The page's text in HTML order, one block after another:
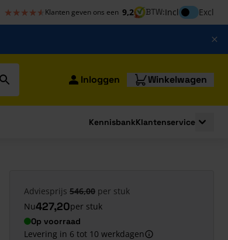
★★★★★
★★★★★ Klanten geven ons een 9,2 BTW:InclInclusief btw
Excl
Inloggen Winkelwagen
Bouwshop
KennisbankKlantenservice
Adviesprijs 546,00 per stuk
Nu427,20per stuk
Op voorraad
Levering in 6 tot 10 werkdagen